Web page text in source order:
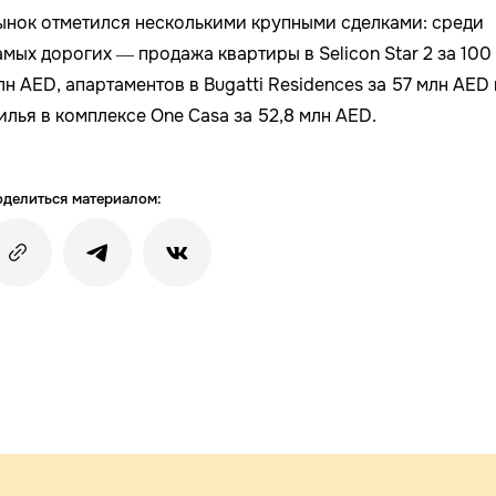
отметился несколькими крупными сделками: среди
дорогих — продажа квартиры в Selicon Star 2 за 100
AED, апартаментов в Bugatti Residences за 57 млн AED
в комплексе One Casa за 52,8 млн AED.
материалом: